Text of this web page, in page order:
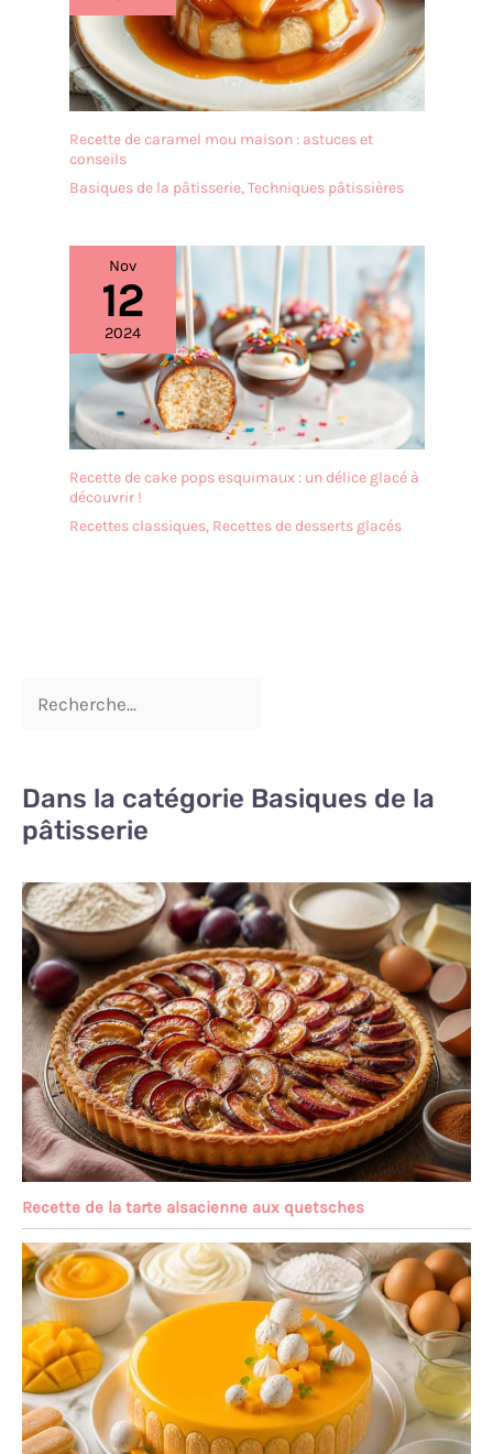
cm – Idéal pour les petites
bouchées et les desserts
ainsi que pour les grands
plats principaux ou les
buffets.
Recette de caramel mou maison : astuces et
conseils
Basiques de la pâtisserie,Techniques pâtissières
Nov
12
2024
Recette de cake pops esquimaux : un délice glacé à
découvrir !
Recettes classiques, Recettes de desserts glacés
Dans la catégorie Basiques de la
pâtisserie
Recette de la tarte alsacienne aux quetsches